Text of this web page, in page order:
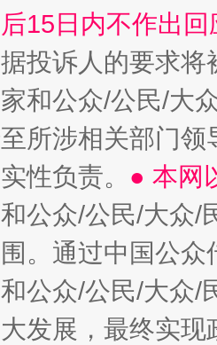
15日内不作出
投诉人的要求将
和公众/公民/大
所涉相关部门
性负责。 ● 本网
和公众/公民/大众
。通过中国公
公众/公民/大众
发展，最终实